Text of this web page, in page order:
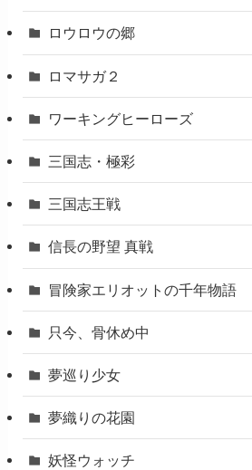
ロウロウの郷
ロマサガ２
ワーキングヒーローズ
三国志・極彩
三国志王戦
信長の野望 真戦
冒険家エリオットの千年物語
只今、骨休め中
夢巡り少女
夢織りの花園
妖怪ウォッチ